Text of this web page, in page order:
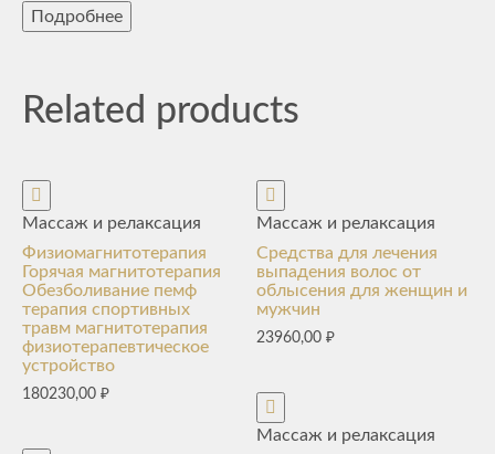
Подробнее
Related products
Массаж и релаксация
Физиомагнитотерапия
Горячая магнитотерапия
Обезболивание пемф
терапия спортивных
травм магнитотерапия
физиотерапевтическое
устройство
180230,00 ₽
Массаж и релаксация
Средства для лечения
выпадения волос от
облысения для женщин и
мужчин
23960,00₽
Массаж и релаксация